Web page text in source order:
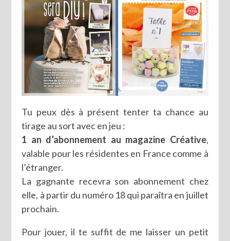
Tu peux dès à présent tenter ta chance au
tirage au sort avec en jeu :
1 an d’abonnement au magazine Créative,
valable pour les résidentes en France comme à
l’étranger.
La gagnante recevra son abonnement chez
elle, à partir du numéro 18 qui paraîtra en juillet
prochain.
Pour jouer, il te suffit de me laisser un petit